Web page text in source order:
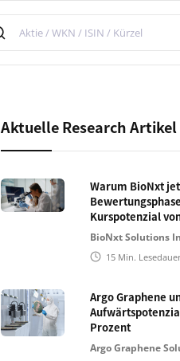
Aktuelle Research Artikel
Warum BioNxt
Kurspotenzial
BioNxt Solutions
15 Min.
Argo Graphene
Prozent
Argo Graphene